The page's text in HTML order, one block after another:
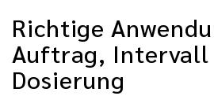
Richtige
Auftrag, Intervall
Dosierung